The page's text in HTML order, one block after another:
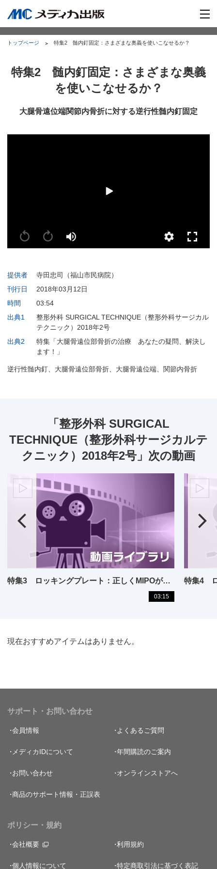
トップページ 特集2 髄内釘固定：さまざまな奥義を使いこなせるか？
特集2 髄内釘固定：さまざまな奥義
を使いこなせるか？
大腿骨遠位端関節内骨折に対する逆行性髄内釘固定
提供者
寺田忠司（福山市民病院）
刊行日
2018年03月12日
時間
03:54
出典1
整形外科 SURGICAL TECHNIQUE（整形外科サージカル
テクニック）2018年2号
出典2
特集「大腿骨遠位部骨折の治療 あなたの疑問、解決し
ます！」
逆行性髄内釘、大腿骨遠位部骨折、大腿骨遠位端、関節内骨折
「整形外科 SURGICAL
TECHNIQUE（整形外科サージカルテ
クニック）2018年2号」次の動画
特集3 ロッキングプレート：正しくMIPOができるか？
03:15
現在おすすめアイテムはありません。
サポート・お問い合わせ
会員情報 よくあるご質問
メディカIDについて 年間購読のご案内
お問い合わせ オンラインストアへ
商品のサポート情報・正誤表
ポリシー・規約
会社概要 利用規約
個人情報について 特定商取引法に基づく表記